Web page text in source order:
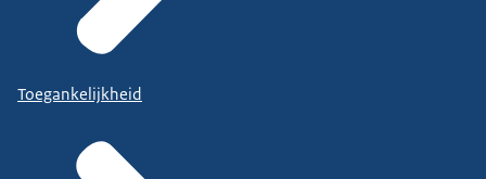
Toegankelijkheid